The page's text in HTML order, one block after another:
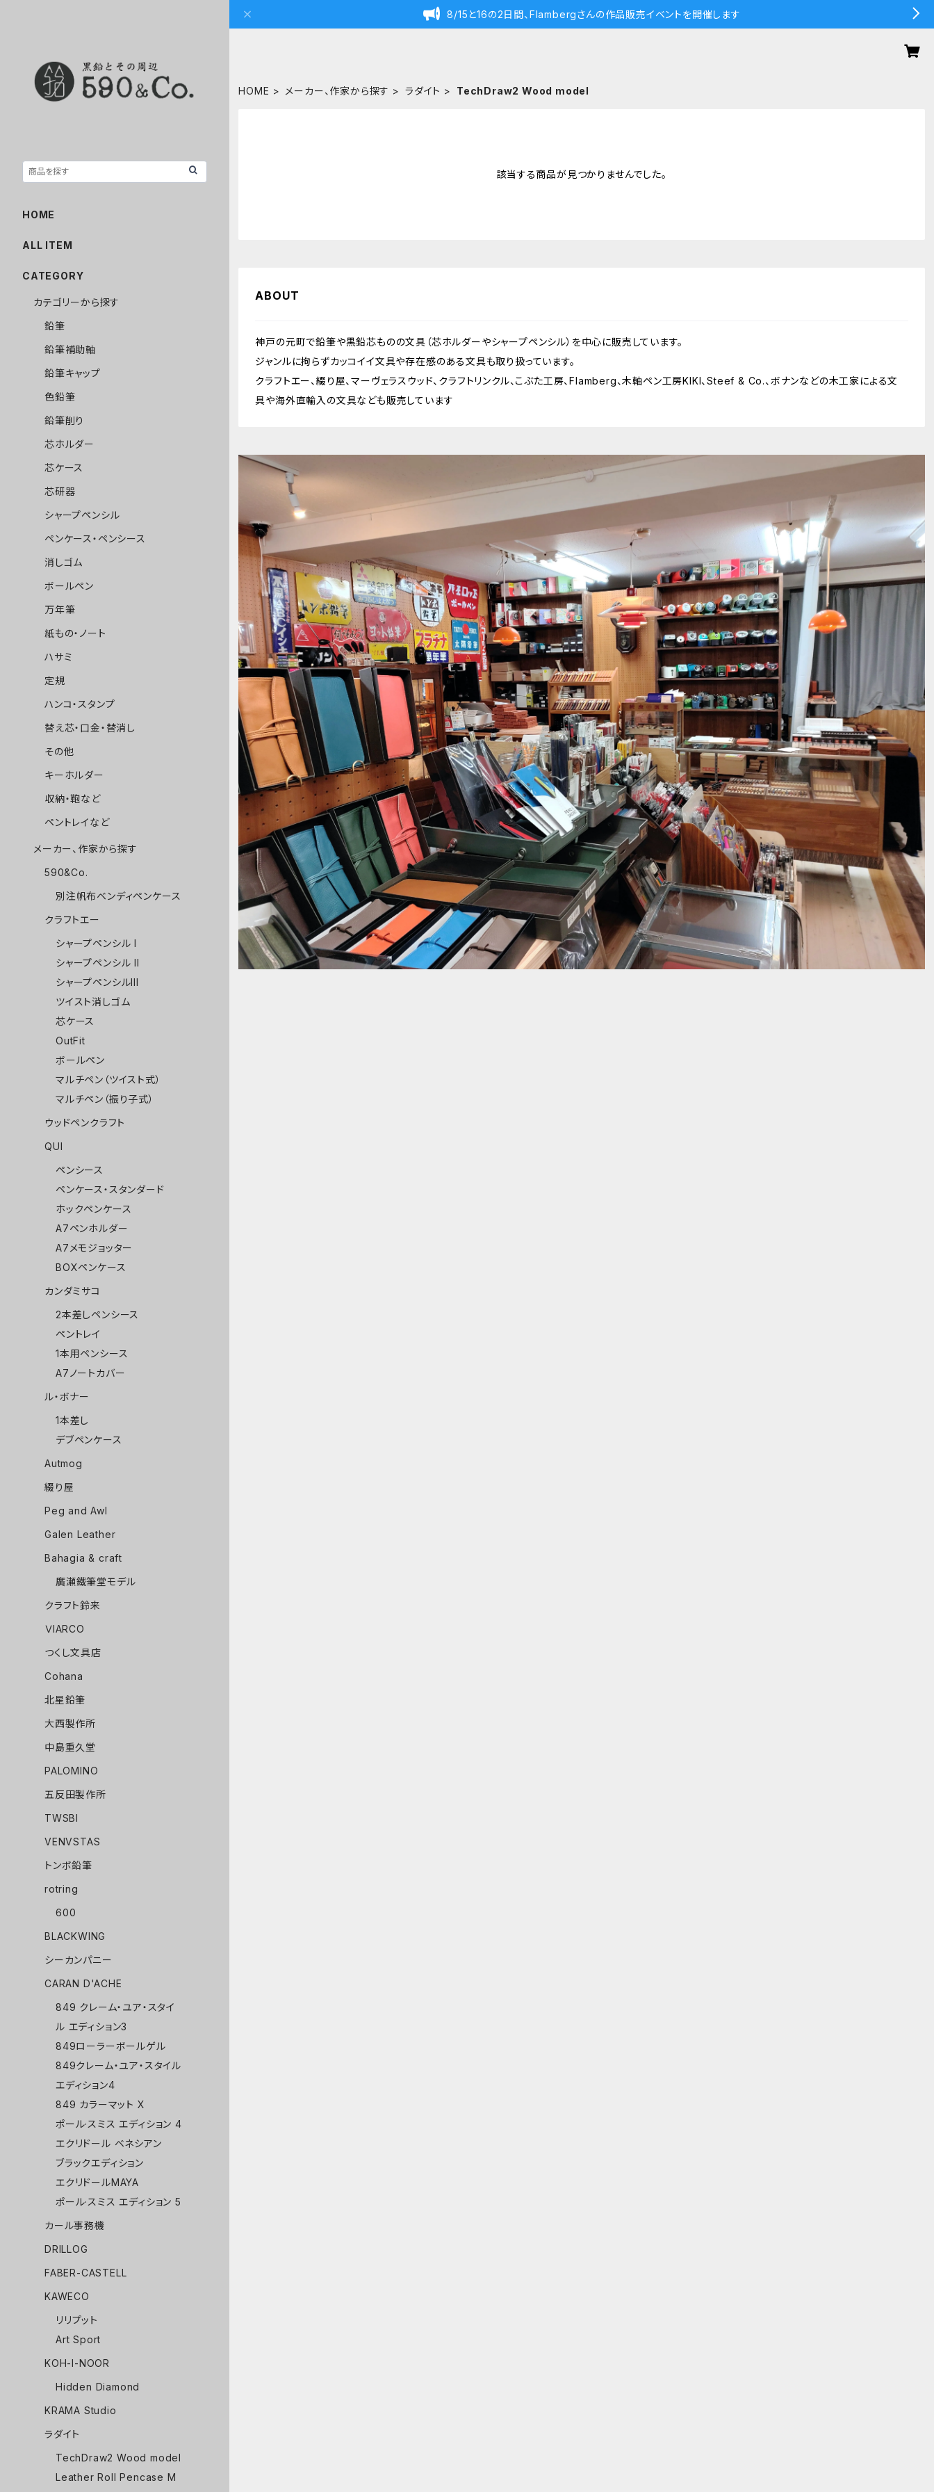
8/15と16の2日間、Flambergさんの作品販売イベントを開催します
HOME メーカー、作家から探す ラダイト TechDraw2 Wood model
該当する商品が見つかりませんでした。
ABOUT
神戸の元町で鉛筆や黒鉛芯ものの文具（芯ホルダーやシャープペンシル）を中心に販売しています。
ジャンルに拘らずカッコイイ文具や存在感のある文具も取り扱っています。
クラフトエー、綴り屋、マーヴェラスウッド、クラフトリンクル、こぶた工房、Flamberg、木軸ペン工房KIKI、Steef & Co.、ボナンなどの木工家による文
具や海外直輸入の文具なども販売しています
HOME
ALL ITEM
CATEGORY
カテゴリーから探す
鉛筆
鉛筆補助軸
鉛筆キャップ
色鉛筆
鉛筆削り
芯ホルダー
芯ケース
芯研器
シャープペンシル
ペンケース・ペンシース
消しゴム
ボールペン
万年筆
紙もの・ノート
ハサミ
定規
ハンコ・スタンプ
替え芯・口金・替消し
その他
キーホルダー
収納・鞄など
ペントレイなど
メーカー、作家から探す
590&Co.
別注帆布ベンディペンケース
クラフトエー
シャープペンシル I
シャープペンシル II
シャープペンシルIII
ツイスト消しゴム
芯ケース
OutFit
ボールペン
マルチペン（ツイスト式）
マルチペン（振り子式）
ウッドペンクラフト
QUI
ペンシース
ペンケース・スタンダード
ホックペンケース
A7ペンホルダー
A7メモジョッター
BOXペンケース
カンダミサコ
2本差しペンシース
ペントレイ
1本用ペンシース
A7ノートカバー
ル・ボナー
1本差し
デブペンケース
Autmog
綴り屋
Peg and Awl
Galen Leather
Bahagia & craft
廣瀬鐵筆堂モデル
クラフト鈴来
ＶIARCO
つくし文具店
Cohana
北星鉛筆
大西製作所
中島重久堂
PALOMINO
五反田製作所
TWSBI
VENVSTAS
トンボ鉛筆
rotring
600
BLACKWING
シーカンパニー
CARAN D'ACHE
849 クレーム・ユア・スタイ
ル エディション3
849ローラーボールゲル
849クレーム・ユア・スタイル
エディション4
849 カラーマット X
ポール·スミス エディション 4
エクリドール ベネシアン
ブラックエディション
エクリドールMAYA
ポール·スミス エディション 5
カール事務機
DRILLOG
FABER-CASTELL
KAWECO
リリプット
Art Sport
KOH-I-NOOR
Hidden Diamond
KRAMA Studio
ラダイト
TechDraw2 Wood model
Leather Roll Pencase M